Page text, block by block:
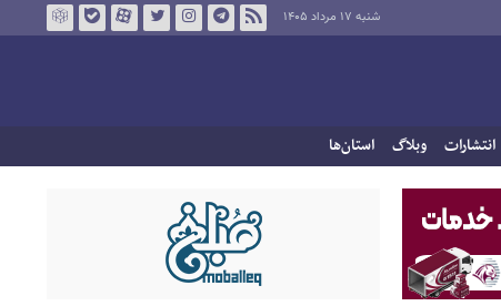
شنبه ۱۷ مرداد ۱۴۰۵
انتشارات وبلاگ استان‌ها